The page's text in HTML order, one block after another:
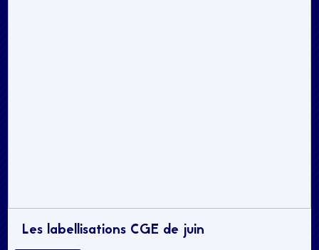
Les labellisations CGE de juin